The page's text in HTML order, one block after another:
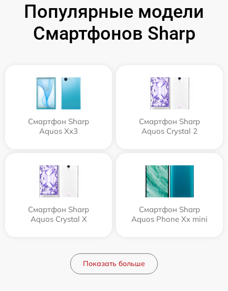
Популярные модели
Смартфонов Sharp
Смартфон Sharp
Aquos Xx3
Смартфон Sharp
Aquos Crystal 2
Смартфон Sharp
Aquos Crystal X
Смартфон Sharp
Aquos Phone Xx mini
Показать больше